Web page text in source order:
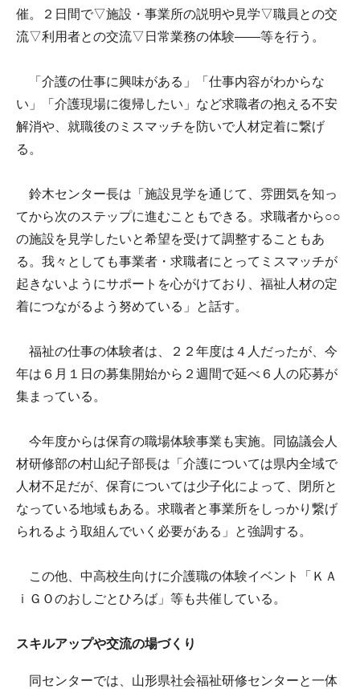
催。２日間で▽施設・事業所の説明や見学▽職員との交
流▽利用者との交流▽日常業務の体験――等を行う。
「介護の仕事に興味がある」「仕事内容がわからな
い」「介護現場に復帰したい」など求職者の抱える不安
解消や、就職後のミスマッチを防いで人材定着に繋げ
る。
鈴木センター長は「施設見学を通じて、雰囲気を知っ
てから次のステップに進むこともできる。求職者から○○
の施設を見学したいと希望を受けて調整することもあ
る。我々としても事業者・求職者にとってミスマッチが
起きないようにサポートを心がけており、福祉人材の定
着につながるよう努めている」と話す。
福祉の仕事の体験者は、２２年度は４人だったが、今
年は６月１日の募集開始から２週間で延べ６人の応募が
集まっている。
今年度からは保育の職場体験事業も実施。同協議会人
材研修部の村山紀子部長は「介護については県内全域で
人材不足だが、保育については少子化によって、閉所と
なっている地域もある。求職者と事業所をしっかり繋げ
られるよう取組んでいく必要がある」と強調する。
この他、中高校生向けに介護職の体験イベント「ＫＡ
ｉＧＯのおしごとひろば」等も共催している。
スキルアップや交流の場づくり
同センターでは、山形県社会福祉研修センターと一体